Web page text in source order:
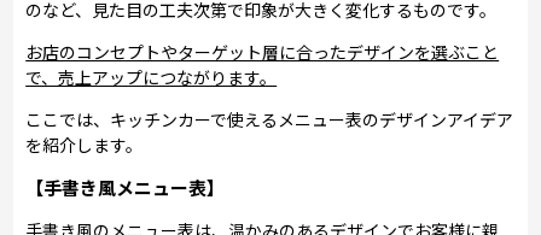
のなど、見た目の工夫次第で印象が大きく変化するものです。
お店のコンセプトやターゲット層に合ったデザインを選ぶこと
で、売上アップにつながります。
ここでは、キッチンカーで使えるメニュー表のデザインアイデア
を紹介します。
【手書き風メニュー表】
手書き風のメニュー表は、温かみのあるデザインでお客様に親